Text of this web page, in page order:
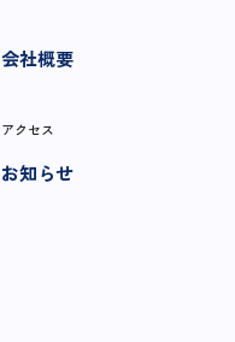
会社概要
アクセス
お知らせ